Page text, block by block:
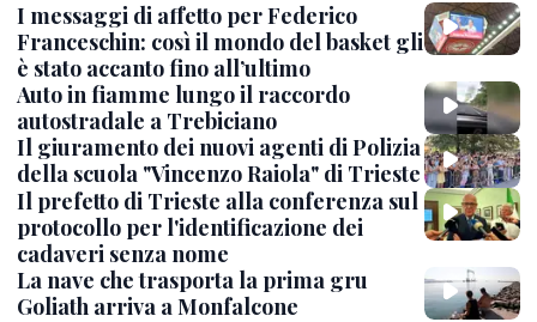
I messaggi di affetto per Federico
Franceschin: così il mondo del basket gli
è stato accanto fino all’ultimo
Auto in fiamme lungo il raccordo
autostradale a Trebiciano
Il giuramento dei nuovi agenti di Polizia
della scuola "Vincenzo Raiola" di Trieste
Il prefetto di Trieste alla conferenza sul
protocollo per l'identificazione dei
cadaveri senza nome
La nave che trasporta la prima gru
Goliath arriva a Monfalcone